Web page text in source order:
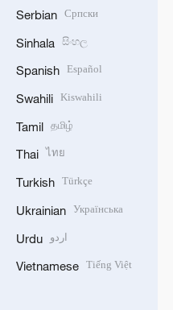
Serbian Српски
Sinhala සිංහල
Spanish Español
Swahili Kiswahili
Tamil தமிழ்
Thai ไทย
Turkish Türkçe
Ukrainian Українська
Urdu اردو
Vietnamese Tiếng Việt